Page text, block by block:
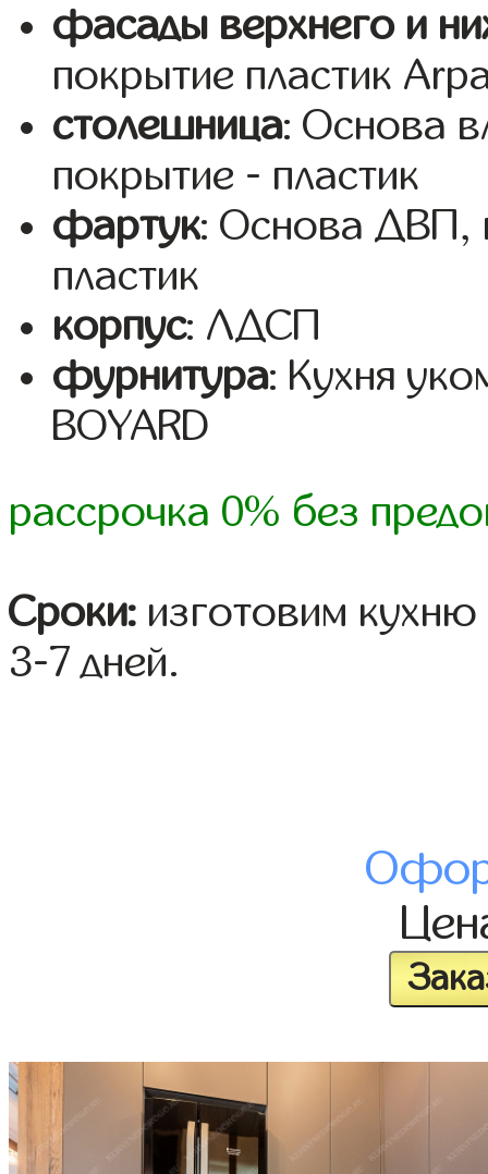
фасады верхнего и
покрытие пластик
столешница: Основа
покрытие - пластик
фартук: Основа ДВП,
пластик
корпус: ЛДСП
фурнитура: Кухня
BOYARD
рассрочка 0% без
Сроки: изготовим
3-7 дней.